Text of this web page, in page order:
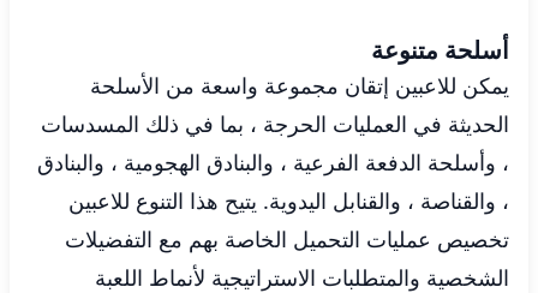
أسلحة متنوعة
يمكن للاعبين إتقان مجموعة واسعة من الأسلحة
الحديثة في العمليات الحرجة ، بما في ذلك المسدسات
، وأسلحة الدفعة الفرعية ، والبنادق الهجومية ، والبنادق
، والقناصة ، والقنابل اليدوية. يتيح هذا التنوع للاعبين
تخصيص عمليات التحميل الخاصة بهم مع التفضيلات
الشخصية والمتطلبات الاستراتيجية لأنماط اللعبة